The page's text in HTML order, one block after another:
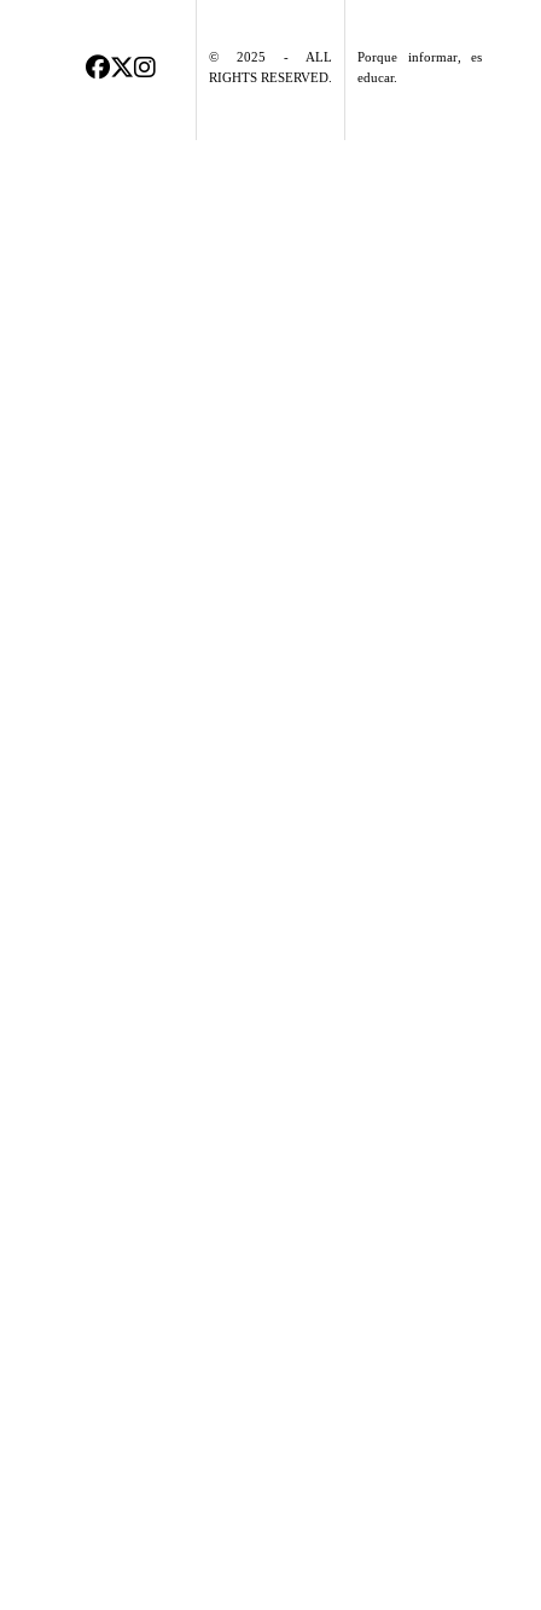
© 2025 - ALL
RIGHTS RESERVED.
Porque informar, es
educar.